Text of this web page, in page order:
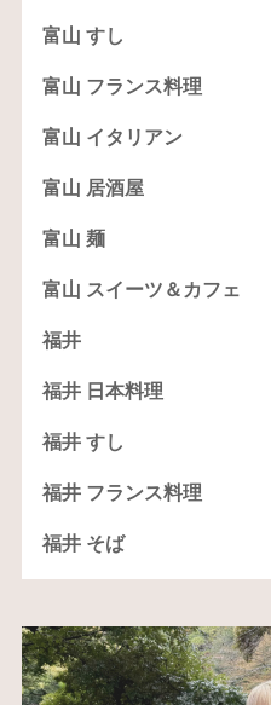
富山 すし
富山 フランス料理
富山 イタリアン
富山 居酒屋
富山 麺
富山 スイーツ＆カフェ
福井
福井 日本料理
福井 すし
福井 フランス料理
福井 そば